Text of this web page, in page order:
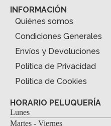
INFORMACIÓN
Quiénes somos
Condiciones Generales
Envíos y Devoluciones
Política de Privacidad
Política de Cookies
HORARIO PELUQUERÍA
Lunes
Martes - Viernes